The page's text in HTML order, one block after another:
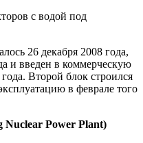
с водой под
26 декабря 2008 года,
и введен в коммерческую
Второй блок строился
в феврале того
Nuclear Power Plant)